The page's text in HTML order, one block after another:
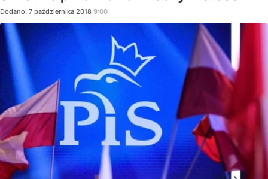
Dodano: 7 października 2018 9:00